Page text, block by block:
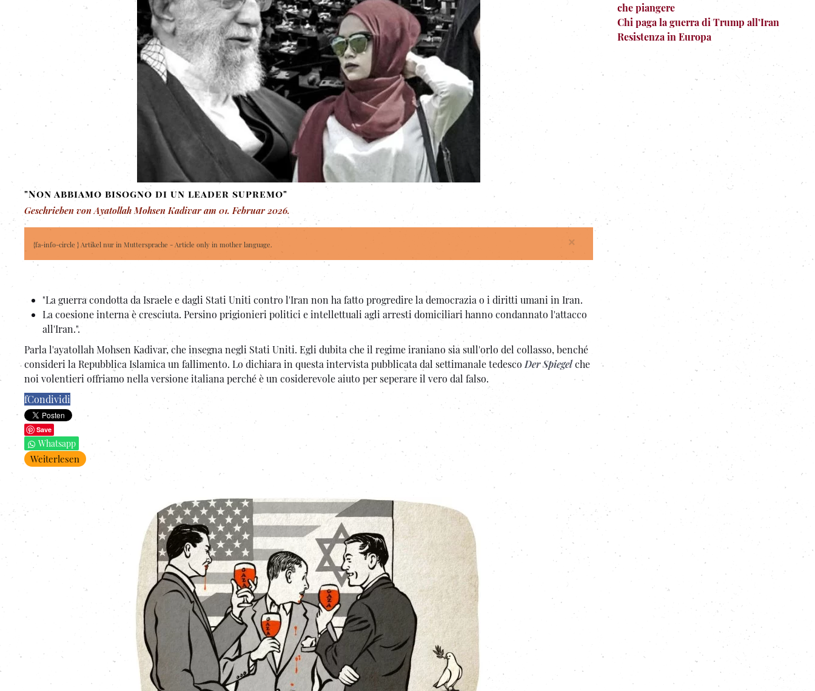
"Non abbiamo bisogno di un leader supremo"
Geschrieben von Ayatollah Mohsen Kadivar am 01. Februar 2026.
×
{fa-info-circle } Artikel nur in Muttersprache - Article only in mother language.
"La guerra condotta da Israele e dagli Stati Uniti contro l'Iran non ha fatto progredire la democrazia o i diritti umani in Iran.
La coesione interna è cresciuta. Persino prigionieri politici e intellettuali agli arresti domiciliari hanno condannato l'attacco
all'Iran.".
Parla l'ayatollah Mohsen Kadivar, che insegna negli Stati Uniti. Egli dubita che il regime iraniano sia sull'orlo del collasso, benché
consideri la Repubblica Islamica un fallimento. Lo dichiara in questa intervista pubblicata dal settimanale tedesco Der Spiegelche
noi volentieri offriamo nella versione italiana perché è un cosiderevole aiuto per seperare il vero dal falso.
fCondividi
Save
Whatsapp
Weiterlesen
che piangere
Chi paga la guerra di Trump all’Iran
Resistenza in Europa